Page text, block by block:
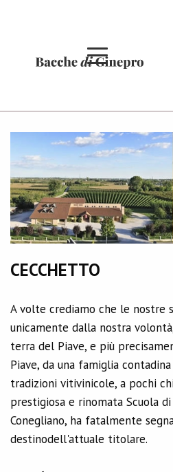
CECCHETTO
A volte crediamo che le nostre
unicamente dalla nostra
terra del Piave, e più
Piave, da una famiglia
tradizioni vitivinicole, a pochi
prestigiosa e rinomata Scuola
Conegliano, ha fatalmente
destinodell'attuale titolare.